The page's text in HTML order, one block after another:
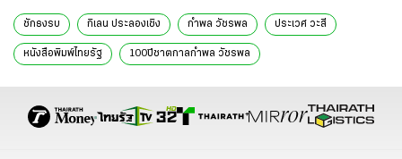
ชักธงรบ กิเลน ประลองเชิง กำพล วัชรพล ประเวศ วะสี
หนังสือพิมพ์ไทยรัฐ 100ปีชาตกาลกำพล วัชรพล